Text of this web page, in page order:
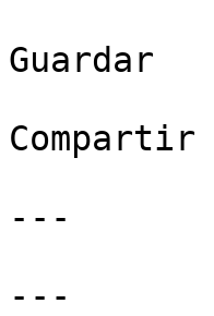
Guardar
Compartir
---
---